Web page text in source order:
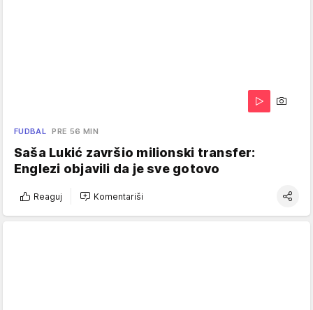
FUDBAL PRE 56 MIN
Saša Lukić završio milionski transfer:
Englezi objavili da je sve gotovo
Reaguj Komentariši